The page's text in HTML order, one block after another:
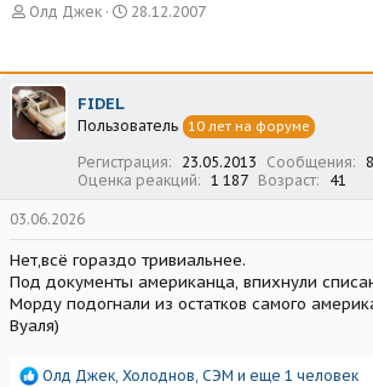
А
о
р
т
е
Олд Джек
Д
а
ч
л
а
28.12.2007
FIDEL
Пользователь 10 лет на форуме
Регистрация 23.05.2013 Сообщения
Оценка реакций
1 187 Возраст 41
03.06.2026
Нет,всё гораздо тривиальнее.
Под документы американца, впихнули
Морду подогнали из остатков самого
Вуаля)
Р
Олд Джек, Холоднов, СЭМ и еще 1 человек